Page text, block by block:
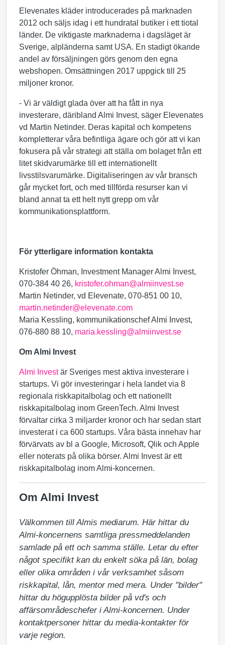
Elevenates kläder introducerades på marknaden
2012 och säljs idag i ett hundratal butiker i ett tiotal
länder. De viktigaste marknaderna i dagsläget är
Sverige, alpländerna samt USA. En stadigt ökande
andel av försäljningen görs genom den egna
webshopen. Omsättningen 2017 uppgick till 25
miljoner kronor.
- Vi är väldigt glada över att ha fått in nya
investerare, däribland Almi Invest, säger Elevenates
vd Martin Netinder. Deras kapital och kompetens
kompletterar våra befintliga ägare och gör att vi kan
fokusera på vår strategi att ställa om bolaget från ett
litet skidvarumärke till ett internationellt
livsstilsvarumärke. Digitaliseringen av vår bransch
går mycket fort, och med tillförda resurser kan vi
bland annat ta ett helt nytt grepp om vår
kommunikationsplattform.
För ytterligare information kontakta
Kristofer Öhman, Investment Manager Almi Invest,
070-384 40 26, kristofer.ohman@almiinvest.se
Martin Netinder, vd Elevenate, 070-851 00 10,
martin.netinder@elevenate.com
Maria Kessling, kommunikationschef Almi Invest,
076-880 88 10, maria.kessling@almiinvest.se
Om Almi Invest
Almi Investär Sveriges mest aktiva investerare i
startups. Vi gör investeringar i hela landet via 8
regionala riskkapitalbolag och ett nationellt
riskkapitalbolag inom GreenTech. Almi Invest
förvaltar cirka 3 miljarder kronor och har sedan start
investerat i ca 600 startups. Våra bästa innehav har
förvärvats av bl a Google, Microsoft, Qlik och Apple
eller noterats på olika börser. Almi Invest är ett
riskkapitalbolag inom Almi-koncernen.
Om Almi Invest
Välkommen till Almis mediarum. Här hittar du
Almi-koncernens samtliga pressmeddelanden
samlade på ett och samma ställe. Letar du efter
något specifikt kan du enkelt söka på län, bolag
eller olika områden i vår verksamhet såsom
riskkapital, lån, mentor med mera. Under "bilder"
hittar du högupplösta bilder på vd's och
affärsområdeschefer i Almi-koncernen. Under
kontaktpersoner hittar du media-kontakter för
varje region.